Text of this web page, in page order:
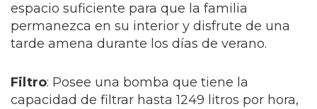
espacio suficiente para que la familia
permanezca en su interior y disfrute de una
tarde amena durante los días de verano.
Filtro: Posee una bomba que tiene la
capacidad de filtrar hasta 1249 litros por hora,